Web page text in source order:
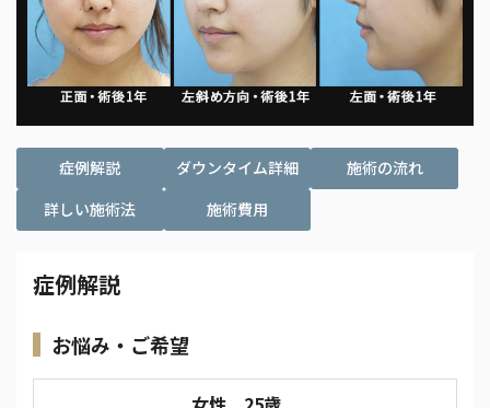
症例解説 ダウンタイム詳細
施術の流れ
詳しい施術法
施術費用
症例解説
お悩み・ご希望